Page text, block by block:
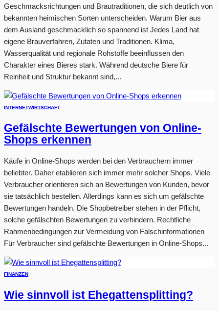
Geschmacksrichtungen und Brautraditionen, die sich deutlich von
bekannten heimischen Sorten unterscheiden. Warum Bier aus
dem Ausland geschmacklich so spannend ist Jedes Land hat
eigene Brauverfahren, Zutaten und Traditionen. Klima,
Wasserqualität und regionale Rohstoffe beeinflussen den
Charakter eines Bieres stark. Während deutsche Biere für
Reinheit und Struktur bekannt sind,...
INTERNETWIRTSCHAFT
Gefälschte Bewertungen von Online-
Shops erkennen
Käufe in Online-Shops werden bei den Verbrauchern immer
beliebter. Daher etablieren sich immer mehr solcher Shops. Viele
Verbraucher orientieren sich an Bewertungen von Kunden, bevor
sie tatsächlich bestellen. Allerdings kann es sich um gefälschte
Bewertungen handeln. Die Shopbetreiber stehen in der Pflicht,
solche gefälschten Bewertungen zu verhindern. Rechtliche
Rahmenbedingungen zur Vermeidung von Falschinformationen
Für Verbraucher sind gefälschte Bewertungen in Online-Shops...
FINANZEN
Wie sinnvoll ist Ehegattensplitting?